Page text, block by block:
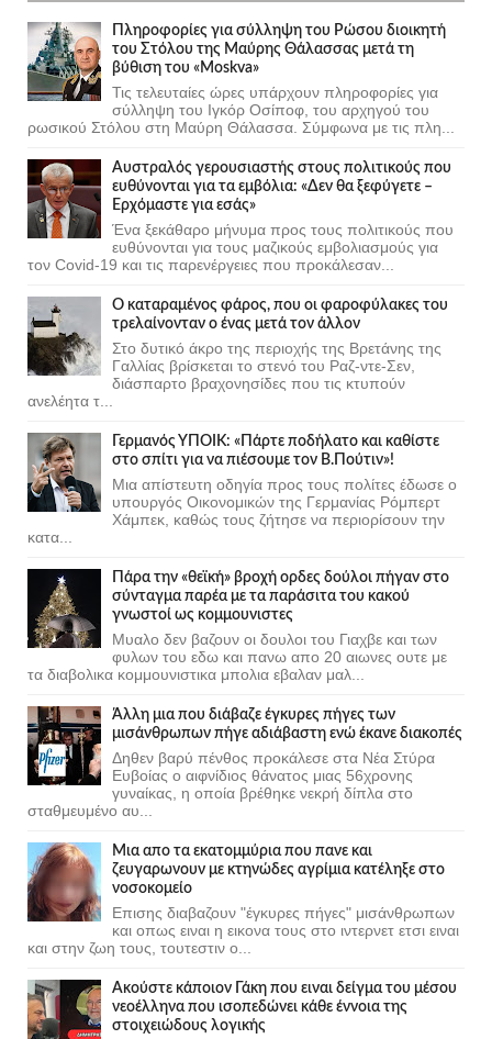
Πληροφορίες για σύλληψη του Ρώσου διοικητή
του Στόλου της Mαύρης Θάλασσας μετά τη
βύθιση του «Moskva»
Τις τελευταίες ώρες υπάρχουν πληροφορίες για
σύλληψη του Ιγκόρ Οσίποφ, του αρχηγού του
ρωσικού Στόλου στη Μαύρη Θάλασσα. Σύμφωνα με τις πλη...
Αυστραλός γερουσιαστής στους πολιτικούς που
ευθύνονται για τα εμβόλια: «Δεν θα ξεφύγετε –
Ερχόμαστε για εσάς»
Ένα ξεκάθαρο μήνυμα προς τους πολιτικούς που
ευθύνονται για τους μαζικούς εμβολιασμούς για
τον Covid-19 και τις παρενέργειες που προκάλεσαν...
Ο καταραμένος φάρος, που οι φαροφύλακες του
τρελαίνονταν ο ένας μετά τον άλλον
Στο δυτικό άκρο της περιοχής της Βρετάνης της
Γαλλίας βρίσκεται το στενό του Ραζ-ντε-Σεν,
διάσπαρτο βραχονησίδες που τις κτυπούν
ανελέητα τ...
Γερμανός ΥΠΟΙΚ: «Πάρτε ποδήλατο και καθίστε
στο σπίτι για να πιέσουμε τον Β.Πούτιν»!
Μια απίστευτη οδηγία προς τους πολίτες έδωσε ο
υπουργός Οικονομικών της Γερμανίας Ρόμπερτ
Χάμπεκ, καθώς τους ζήτησε να περιορίσουν την
κατα...
Πάρα την «θεϊκή» βροχή ορδες δούλοι πήγαν στο
σύνταγμα παρέα με τα παράσιτα του κακού
γνωστοί ως κομμουνιστες
Μυαλο δεν βαζουν οι δουλοι του Γιαχβε και των
φυλων του εδω και πανω απο 20 αιωνες ουτε με
τα διαβολικα κομμουνιστικα μπολια εβαλαν μαλ...
Άλλη μια που διάβαζε έγκυρες πήγες των
μισάνθρωπων πήγε αδιάβαστη ενώ έκανε διακοπές
Δηθεν βαρύ πένθος προκάλεσε στα Νέα Στύρα
Ευβοίας ο αιφνίδιος θάνατος μιας 56χρονης
γυναίκας, η οποία βρέθηκε νεκρή δίπλα στο
σταθμευμένο αυ...
Μια απο τα εκατομμύρια που πανε και
ζευγαρωνουν με κτηνώδες αγρίμια κατέληξε στο
νοσοκομείο
Επισης διαβαζουν "έγκυρες πήγες" μισάνθρωπων
και οπως ειναι η εικονα τους στο ιντερνετ ετσι ειναι
και στην ζωη τους, τουτεστιν ο...
Ακούστε κάποιον Γάκη που ειναι δείγμα του μέσου
νεοέλληνα που ισοπεδώνει κάθε έννοια της
στοιχειώδους λογικής